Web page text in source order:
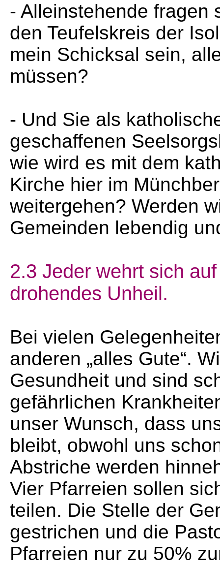
- Alleinstehende fragen
den Teufelskreis der
mein Schicksal sein,
müssen?
- Und Sie als
geschaffenen
wie wird es mit dem
Kirche hier im
weitergehen? Werden
Gemeinden lebendig
2.3 Jeder wehrt sich
drohendes Unheil.
Bei vielen
anderen „alles Gute“.
Gesundheit und sind
gefährlichen
unser Wunsch, dass
bleibt, obwohl uns
Abstriche werden
Vier Pfarreien sollen
teilen. Die Stelle der
gestrichen und die
Pfarreien nur zu 50%